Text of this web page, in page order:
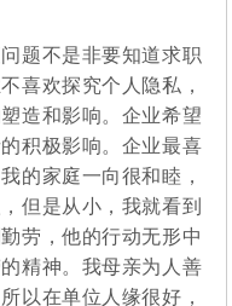
题不是非要知道求职
喜欢探究个人隐私，
造和影响。企业希望
积极影响。企业最喜
的家庭一向很和睦，
但是从小，我就看到
劳，他的行动无形中
精神。我母亲为人善
以在单位人缘很好，